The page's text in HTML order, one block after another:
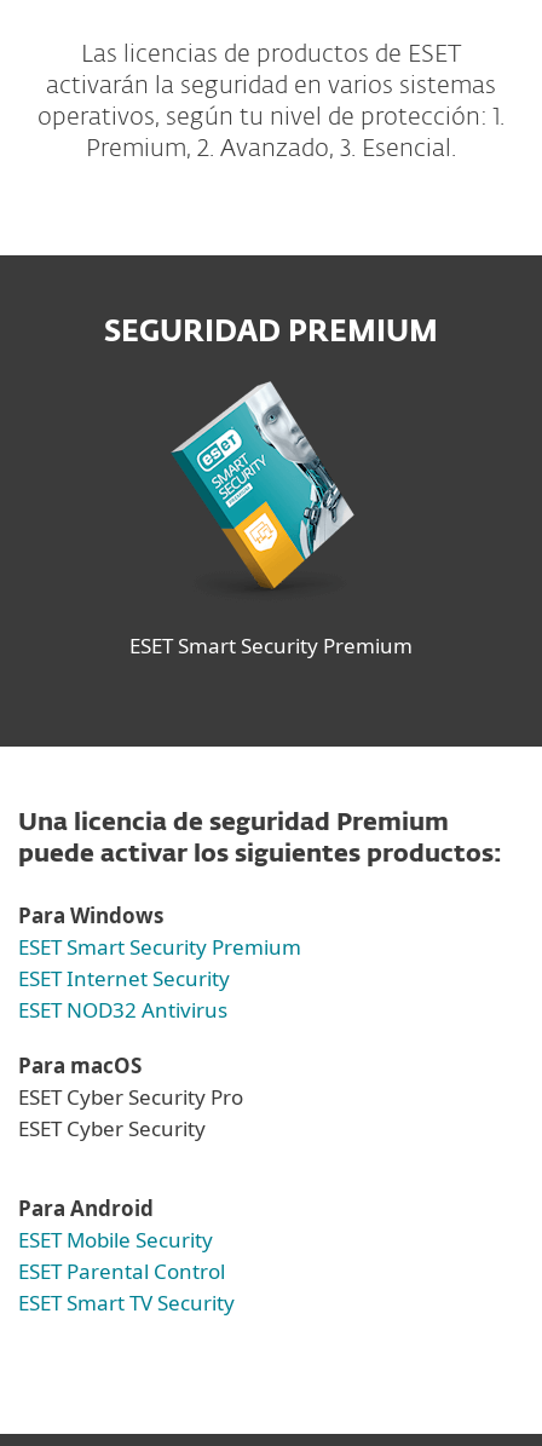
Las licencias de productos de ESET
activarán la seguridad en varios sistemas
operativos, según tu nivel de protección: 1.
Premium, 2. Avanzado, 3. Esencial.
SEGURIDAD PREMIUM
ESET Smart Security Premium
Una licencia de seguridad Premium
puede activar los siguientes productos:
Para Windows
ESET Smart Security Premium
ESET Internet Security
ESET NOD32 Antivirus
Para macOS
ESET Cyber Security Pro
ESET Cyber Security
Para Android
ESET Mobile Security
ESET Parental Control
ESET Smart TV Security